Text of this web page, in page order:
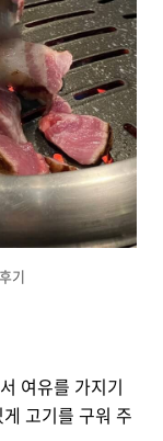
기
여유를 가지기
고기를 구워 주